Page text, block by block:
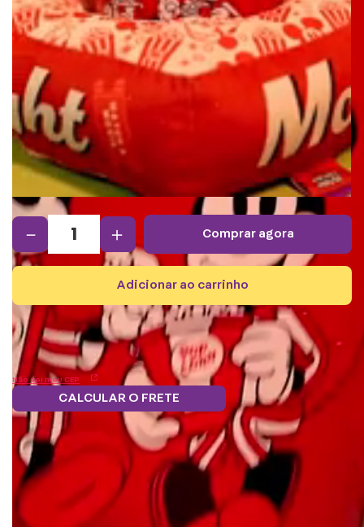
＋
－ comprar agora
adicionar ao carrinho
Não sei meu CEP
CALCULAR O FRETE
Frete grátis.
Saiba mais
5% OFF no boleto
Parcele em 12x
s/juros
Troque
pontos por